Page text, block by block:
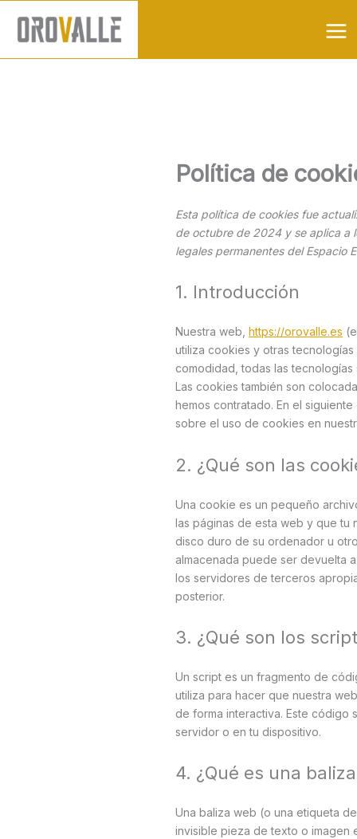
contenido
Política de
Esta política de cookies fue
de octubre de 2024 y se aplica a
legales permanentes del Espacio
1. Introducción
Nuestra web, https://orovalle.es
utiliza cookies y otras
comodidad, todas las
Las cookies también son
hemos contratado. En el
sobre el uso de cookies en
2. ¿Qué son las
Una cookie es un pequeño
las páginas de esta web y que tu
disco duro de su ordenador u
almacenada puede ser devuelta
los servidores de terceros
posterior.
3. ¿Qué son los
Un script es un fragmento de
utiliza para hacer que nuestra
de forma interactiva. Este código
servidor o en tu dispositivo.
4. ¿Qué es una
Una baliza web (o una etiqueta
invisible pieza de texto o imagen